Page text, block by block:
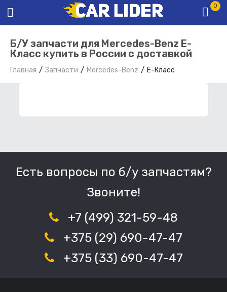
0
Б/У запчасти для Mercedes-Benz E-
Класс купить в России с доставкой
Главная Запчасти Mercedes-Benz E-Класс
Есть вопросы по б/у запчастям?
Звоните!
+7 (499) 321-59-48
+375 (29) 690-47-47
+375 (33) 690-47-47